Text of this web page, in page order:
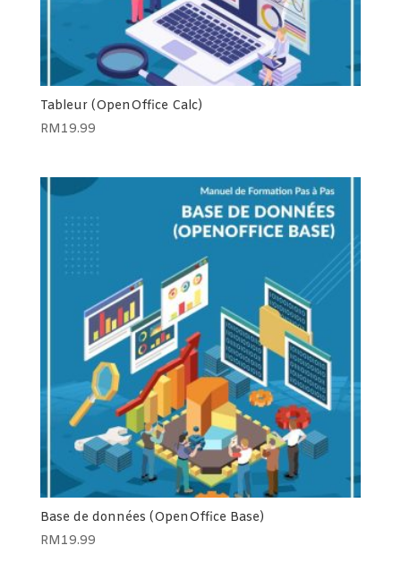
Tableur (OpenOffice Calc)
RM19.99
Base de données (OpenOffice Base)
RM19.99